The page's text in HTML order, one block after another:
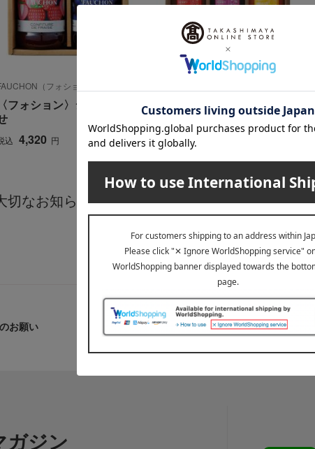
（フォション）
〈フォション〉ジャム詰合
込 4,320 円
〈たかはた果樹園〉国産果
実の低糖度ジャム
税込 3,240
切なお知らせ
お願い
ガジン